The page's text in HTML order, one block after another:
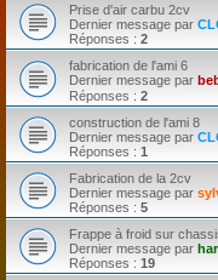
Prise d'air carbu 2cv
Dernier message par
Réponses : 2
fabrication de l'ami 6
Dernier message par
Réponses : 2
construction de l'ami 8
Dernier message par
Réponses : 1
Fabrication de la 2cv
Dernier message par
Réponses : 5
Frappe à froid sur
Dernier message par
Réponses : 19